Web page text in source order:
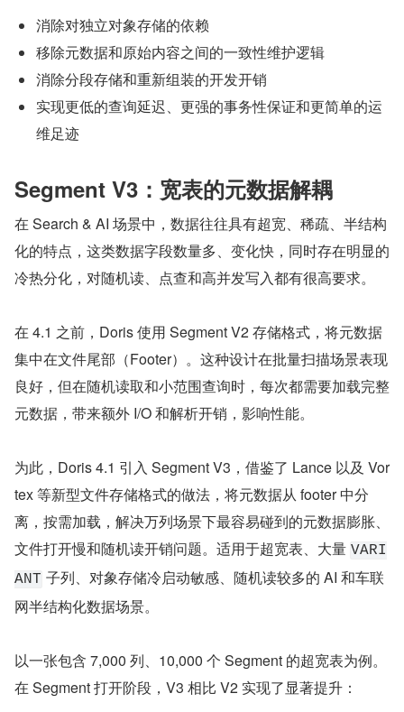
消除对独立对象存储的依赖
移除元数据和原始内容之间的一致性维护逻辑
消除分段存储和重新组装的开发开销
实现更低的查询延迟、更强的事务性保证和更简单的运
维足迹
Segment V3：宽表的元数据解耦
在 Search & AI 场景中，数据往往具有超宽、稀疏、半结构
化的特点，这类数据字段数量多、变化快，同时存在明显的
冷热分化，对随机读、点查和高并发写入都有很高要求。
在 4.1 之前，Doris 使用 Segment V2 存储格式，将元数据
集中在文件尾部（Footer）。这种设计在批量扫描场景表现
良好，但在随机读取和小范围查询时，每次都需要加载完整
元数据，带来额外 I/O 和解析开销，影响性能。
为此，Doris 4.1 引入 Segment V3，借鉴了 Lance 以及 Vor
tex 等新型文件存储格式的做法，将元数据从 footer 中分
离，按需加载，解决万列场景下最容易碰到的元数据膨胀、
文件打开慢和随机读开销问题。适用于超宽表、大量 VARI
ANT 子列、对象存储冷启动敏感、随机读较多的 AI 和车联
网半结构化数据场景。
以一张包含 7,000 列、10,000 个 Segment 的超宽表为例。
在 Segment 打开阶段，V3 相比 V2 实现了显著提升：